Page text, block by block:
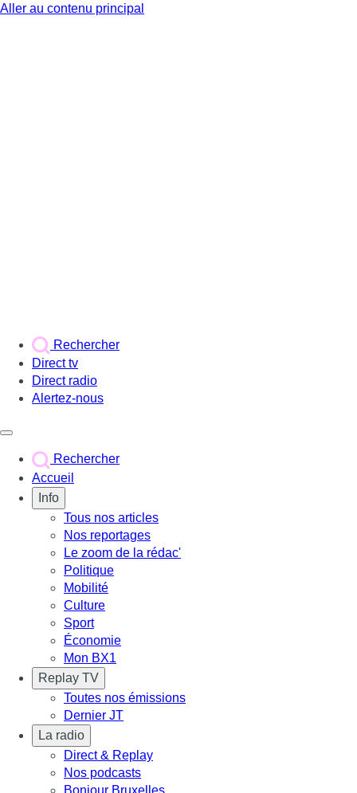
Aller au contenu principal
Rechercher
Direct tv
Direct radio
Alertez-nous
Rechercher
Accueil
Info
Tous nos articles
Nos reportages
Le zoom de la rédac'
Politique
Mobilité
Culture
Sport
Économie
Mon BX1
Replay TV
Toutes nos émissions
Dernier JT
La radio
Direct & Replay
Nos podcasts
Bonjour Bruxelles